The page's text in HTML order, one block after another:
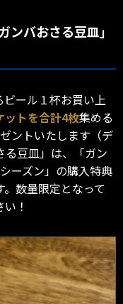
ンバおさる豆皿」
ビール１杯お買い上
ットを合計4枚集める
ントいたします（デ
豆皿」は、「ガン
ーズン」の購入特典
数量限定となって
！